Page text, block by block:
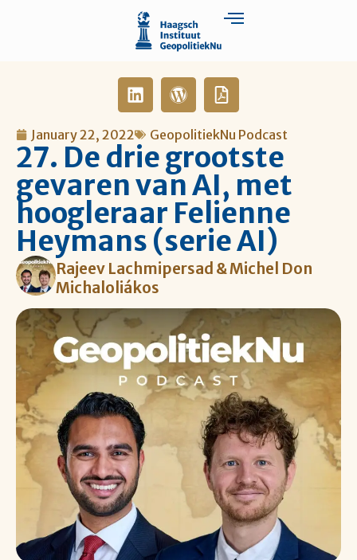
January 22, 2022 GeopolitiekNu Podcast
27. De drie grootste
gevaren van AI, met
hoogleraar Felienne
Heymans (serie AI)
Rajeev Lachmipersad & Michel Don
Michaloliákos